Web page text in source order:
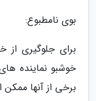
بوی نامطبوع:
برای جلوگیری از
خوشبو نماینده
برخی از آنها